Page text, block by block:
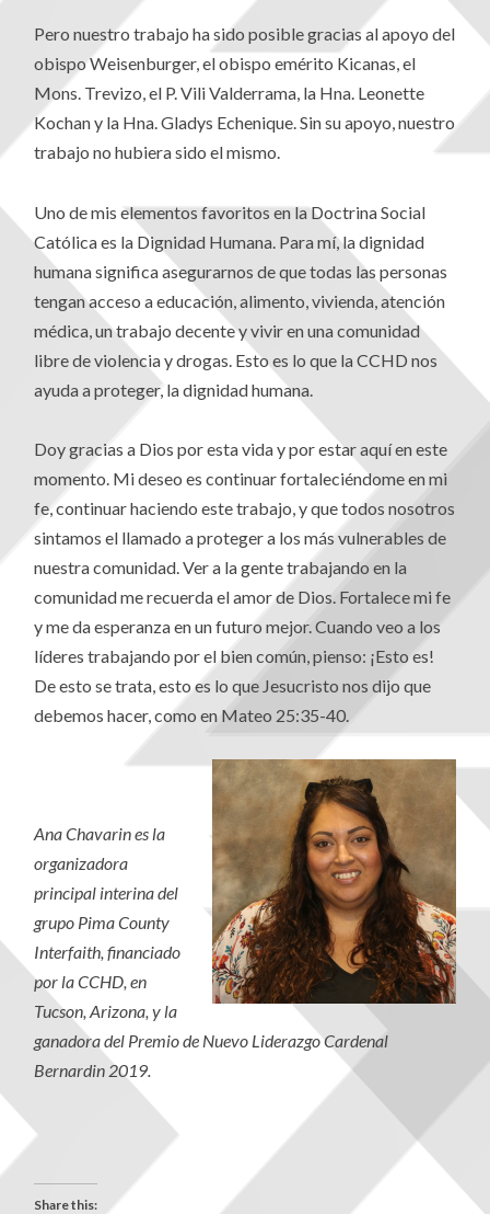
Pero nuestro trabajo ha sido posible gracias al apoyo del
obispo Weisenburger, el obispo emérito Kicanas, el
Mons. Trevizo, el P. Vili Valderrama, la Hna. Leonette
Kochan y la Hna. Gladys Echenique. Sin su apoyo, nuestro
trabajo no hubiera sido el mismo.
Uno de mis elementos favoritos en la Doctrina Social
Católica es la Dignidad Humana. Para mí, la dignidad
humana significa asegurarnos de que todas las personas
tengan acceso a educación, alimento, vivienda, atención
médica, un trabajo decente y vivir en una comunidad
libre de violencia y drogas. Esto es lo que la CCHD nos
ayuda a proteger, la dignidad humana.
Doy gracias a Dios por esta vida y por estar aquí en este
momento. Mi deseo es continuar fortaleciéndome en mi
fe, continuar haciendo este trabajo, y que todos nosotros
sintamos el llamado a proteger a los más vulnerables de
nuestra comunidad. Ver a la gente trabajando en la
comunidad me recuerda el amor de Dios. Fortalece mi fe
y me da esperanza en un futuro mejor. Cuando veo a los
líderes trabajando por el bien común, pienso: ¡Esto es!
De esto se trata, esto es lo que Jesucristo nos dijo que
debemos hacer, como en Mateo 25:35-40.
Ana Chavarin es la
organizadora
principal interina del
grupo Pima County
Interfaith, financiado
por la CCHD, en
Tucson, Arizona, y la
ganadora del Premio de Nuevo Liderazgo Cardenal
Bernardin 2019.
Share this: